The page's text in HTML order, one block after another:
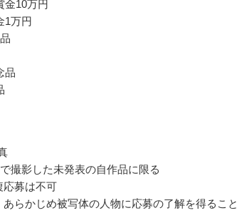
10万円
1万円
品
撮影した未発表の自作品に限る
募は不可
らかじめ被写体の人物に応募の了解を得ること